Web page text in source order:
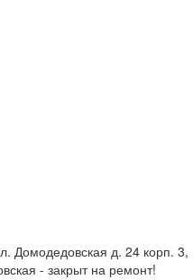
Домодедовская д. 24 корп. 3,
- закрыт на ремонт!